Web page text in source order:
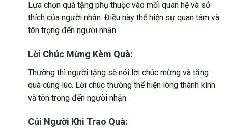
Lựa chọn quà tặng phụ thuộc vào mối quan hệ và sở
thích của người nhận. Điều này thể hiện sự quan tâm và
tôn trọng đến người nhận.
Lời Chúc Mừng Kèm Quà:
Thường thì người tặng sẽ nói lời chúc mừng và tặng
quà cùng lúc. Lời chúc thường thể hiện lòng thành kính
và tôn trọng đến người nhận.
Cúi Người Khi Trao Quà: